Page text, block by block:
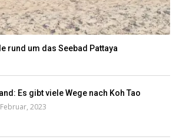
rund um das Seebad Pattaya
Es gibt viele Wege nach Koh Tao
2023